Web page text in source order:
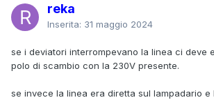
reka
Inserita: 31 maggio 2024
se i deviatori interrompevano la linea ci deve
polo di scambio con la 230V presente.
se invece la linea era diretta sul lampadario e